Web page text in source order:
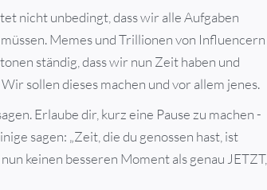
nicht unbedingt, dass wir alle Aufgaben
Memes und Trillionen von Influencern
ständig, dass wir nun Zeit haben und
sollen dieses machen und vor allem jenes.
Erlaube dir, kurz eine Pause zu machen -
sagen: „Zeit, die du genossen hast, ist
keinen besseren Moment als genau JETZT,